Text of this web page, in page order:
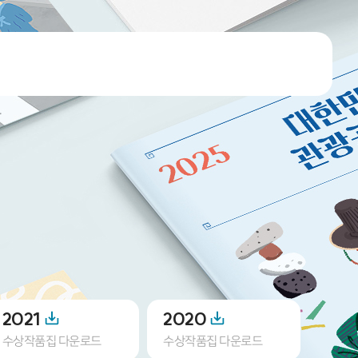
2021
수상작품집 다운로드
2020
수상작품집 다운로드 수상